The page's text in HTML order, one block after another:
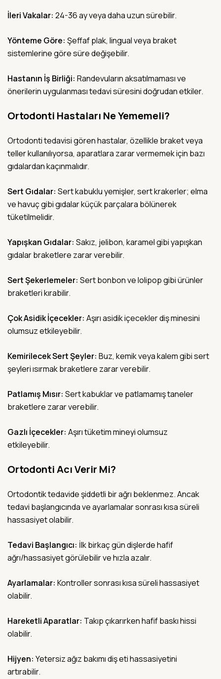
İleri Vakalar: 24-36 ay veya daha uzun sürebilir.
Yönteme Göre: Şeffaf plak, lingual veya braket
sistemlerine göre süre değişebilir.
Hastanın İş Birliği: Randevuların aksatılmaması ve
önerilerin uygulanması tedavi süresini doğrudan etkiler.
Ortodonti Hastaları Ne Yememeli?
Ortodonti tedavisi gören hastalar, özellikle braket veya
teller kullanılıyorsa, aparatlara zarar vermemek için bazı
gıdalardan kaçınmalıdır.
Sert Gıdalar: Sert kabuklu yemişler, sert krakerler; elma
ve havuç gibi gıdalar küçük parçalara bölünerek
tüketilmelidir.
Yapışkan Gıdalar: Sakız, jelibon, karamel gibi yapışkan
gıdalar braketlere zarar verebilir.
Sert Şekerlemeler: Sert bonbon ve lolipop gibi ürünler
braketleri kırabilir.
Çok Asidik İçecekler: Aşırı asidik içecekler diş minesini
olumsuz etkileyebilir.
Kemirilecek Sert Şeyler: Buz, kemik veya kalem gibi sert
şeyleri ısırmak braketlere zarar verebilir.
Patlamış Mısır: Sert kabuklar ve patlamamış taneler
braketlere zarar verebilir.
Gazlı İçecekler: Aşırı tüketim mineyi olumsuz
etkileyebilir.
Ortodonti Acı Verir Mi?
Ortodontik tedavide şiddetli bir ağrı beklenmez. Ancak
tedavi başlangıcında ve ayarlamalar sonrası kısa süreli
hassasiyet olabilir.
Tedavi Başlangıcı: İlk birkaç gün dişlerde hafif
ağrı/hassasiyet görülebilir ve hızla azalır.
Ayarlamalar: Kontroller sonrası kısa süreli hassasiyet
olabilir.
Hareketli Aparatlar: Takıp çıkarırken hafif baskı hissi
olabilir.
Hijyen: Yetersiz ağız bakımı diş eti hassasiyetini
artırabilir.